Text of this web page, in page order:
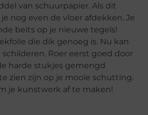
van schuurpapier. Als dit
nog even de vloer afdekken. Je
beits op je nieuwe tegels!
die dik genoeg is. Nu kan
Roer eerst goed door
harde stukjes gemengd
zien zijn op je mooie schutting.
je kunstwerk af te maken!